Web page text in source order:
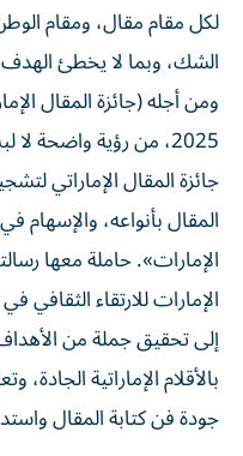
لكل مقام مقال، ومقام
الشك، وبما لا يخطئ
ومن أجله (جائزة المقال
2025، من رؤية واضحة
جائزة المقال الإماراتي
المقال بأنواعه،
الإمارات». حاملة معها
الإمارات للارتقاء الثقافي
إلى تحقيق جملة من
بالأقلام الإماراتية
جودة فن كتابة المقال